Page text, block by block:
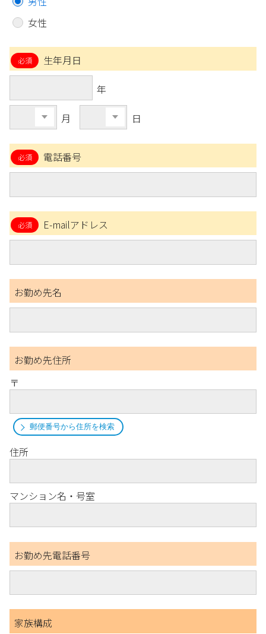
女性
生年月日
年
月 日
電話番号
E-mailアドレス
お勤め先名
お勤め先住所
〒
郵便番号から住所を検索
住所
マンション名・号室
お勤め先電話番号
家族構成